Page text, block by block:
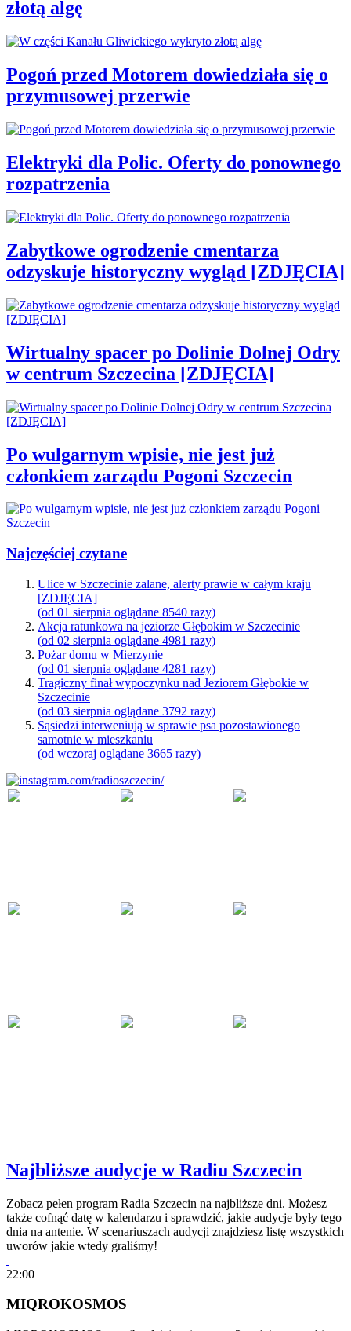
złotą algę
Pogoń przed Motorem dowiedziała się o
przymusowej przerwie
Elektryki dla Polic. Oferty do ponownego
rozpatrzenia
Zabytkowe ogrodzenie cmentarza
odzyskuje historyczny wygląd [ZDJĘCIA]
Wirtualny spacer po Dolinie Dolnej Odry
w centrum Szczecina [ZDJĘCIA]
Po wulgarnym wpisie, nie jest już
członkiem zarządu Pogoni Szczecin
Najczęściej czytane
Ulice w Szczecinie zalane, alerty prawie w całym kraju
[ZDJĘCIA]
(od 01 sierpnia oglądane 8540 razy)
Akcja ratunkowa na jeziorze Głębokim w Szczecinie
(od 02 sierpnia oglądane 4981 razy)
Pożar domu w Mierzynie
(od 01 sierpnia oglądane 4281 razy)
Tragiczny finał wypoczynku nad Jeziorem Głębokie w
Szczecinie
(od 03 sierpnia oglądane 3792 razy)
Sąsiedzi interweniują w sprawie psa pozostawionego
samotnie w mieszkaniu
(od wczoraj oglądane 3665 razy)
Najbliższe audycje w Radiu Szczecin
Zobacz pełen program Radia Szczecin na najbliższe dni. Możesz
także cofnąć datę w kalendarzu i sprawdzić, jakie audycje były tego
dnia na antenie. W scenariuszach audycji znajdziesz listę wszystkich
uworów jakie wtedy graliśmy!
22:00
MIQROKOSMOS